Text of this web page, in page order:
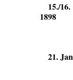
15./
1898
21.